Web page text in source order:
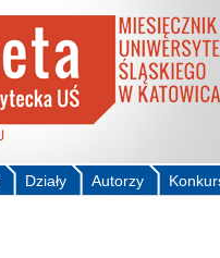
Autorzy
Działy